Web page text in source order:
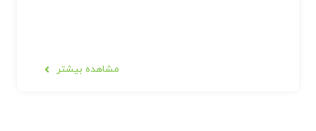
مشاهده بیشتر